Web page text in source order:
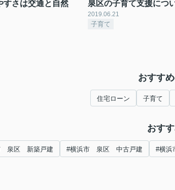
すさは交通と自然
泉区の子育て支援につ
2019.06.21
子育て
おすす
住宅ローン 子育て
おす
泉区 新築戸建 #横浜市 泉区 中古戸建 #横浜